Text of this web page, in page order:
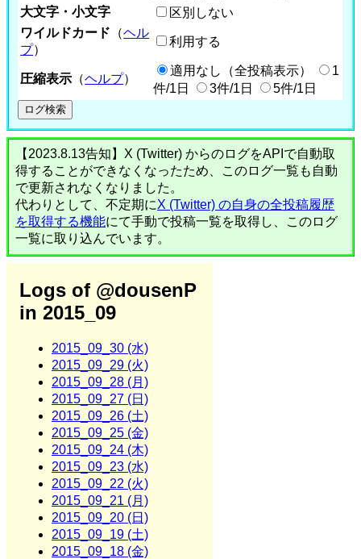
大文字・小文字
区別しない
ワイルドカード （ヘル
プ）
利用する
圧縮表示 （ヘルプ）
適用なし（全投稿表示）
1
件/1日
3件/1日 5件/1日
【2023.8.13告知】X (Twitter) からのログをAPIで自動取
得することができなくなったため、このログ一覧も自動
で更新されなくなりました。
代わりとして、不定期にX (Twitter) の自身の全投稿履歴
を取得する機能にて手動で投稿一覧を取得し、このログ
一覧に取り込んでいます。
Logs of @dousenP
in 2015_09
2015_09_30 (水)
2015_09_29 (火)
2015_09_28 (月)
2015_09_27 (日)
2015_09_26 (土)
2015_09_25 (金)
2015_09_24 (木)
2015_09_23 (水)
2015_09_22 (火)
2015_09_21 (月)
2015_09_20 (日)
2015_09_19 (土)
2015_09_18 (金)